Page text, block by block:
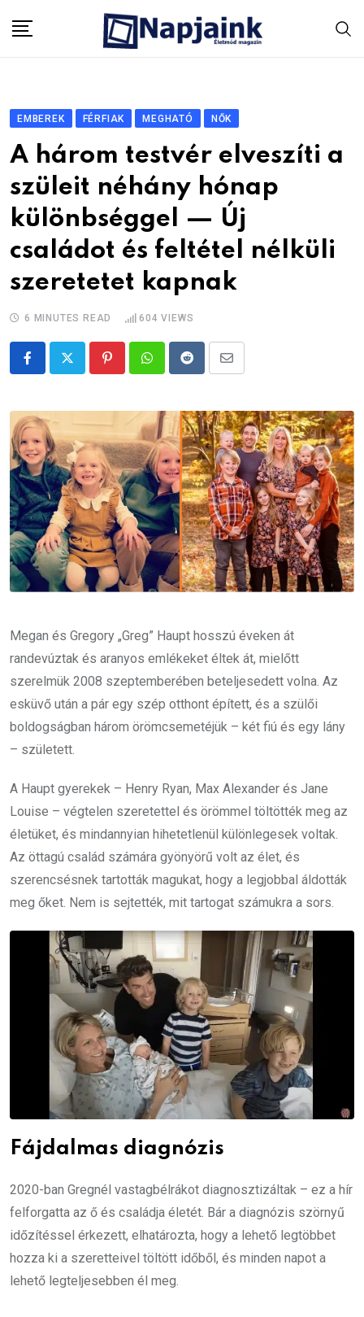
EMBEREK FÉRFIAK MEGHATÓ NŐK
A három testvér elveszíti a
szüleit néhány hónap
különbséggel — Új
családot és feltétel nélküli
szeretetet kapnak
6 MINUTES READ 604 VIEWS
PinterestWhatsappRedditShare
Email
Megan és Gregory „Greg” Haupt hosszú éveken át
randevúztak és aranyos emlékeket éltek át, mielőtt
szerelmük 2008 szeptemberében beteljesedett volna. Az
esküvő után a pár egy szép otthont épített, és a szülői
boldogságban három örömcsemetéjük – két fiú és egy lány
– született.
A Haupt gyerekek – Henry Ryan, Max Alexander és Jane
Louise – végtelen szeretettel és örömmel töltötték meg az
életüket, és mindannyian hihetetlenül különlegesek voltak.
Az öttagú család számára gyönyörű volt az élet, és
szerencsésnek tartották magukat, hogy a legjobbal áldották
meg őket. Nem is sejtették, mit tartogat számukra a sors.
Fájdalmas diagnózis
2020-ban Gregnél vastagbélrákot diagnosztizáltak – ez a hír
felforgatta az ő és családja életét. Bár a diagnózis szörnyű
időzítéssel érkezett, elhatározta, hogy a lehető legtöbbet
hozza ki a szeretteivel töltött időből, és minden napot a
lehető legteljesebben él meg.